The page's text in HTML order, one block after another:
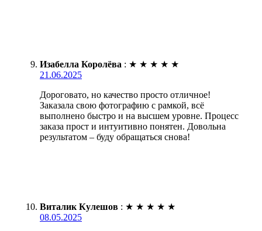
Изабелла Королёва : ★ ★ ★ ★ ★
21.06.2025
Дороговато, но качество просто отличное!
Заказала свою фотографию с рамкой, всё
выполнено быстро и на высшем уровне. Процесс
заказа прост и интуитивно понятен. Довольна
результатом – буду обращаться снова!
Виталик Кулешов : ★ ★ ★ ★ ★
08.05.2025